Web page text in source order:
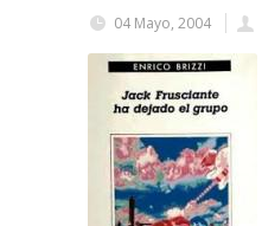
04 Mayo, 2004